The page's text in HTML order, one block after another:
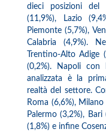
dieci posizioni del
(11,9%), Lazio
Piemonte (5,7%),
Calabria (4,9%).
Trentino-Alto Adige
(0,2%). Napoli con
analizzata è la
realtà del settore.
Roma (6,6%), Milano
Palermo (3,2%), Bari
(1,8%) e infine